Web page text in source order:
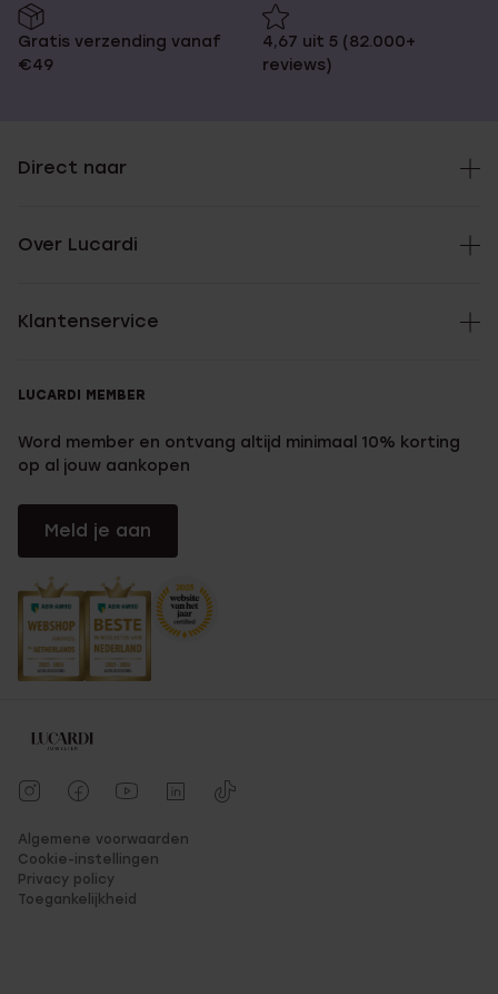
Gratis verzending vanaf
€49
4,67 uit 5 (82.000+
reviews)
Direct naar
Over Lucardi
Klantenservice
LUCARDI MEMBER
Word member en ontvang altijd minimaal 10% korting
op al jouw aankopen
Meld je aan
Algemene voorwaarden
Cookie-instellingen
Privacy policy
Toegankelijkheid